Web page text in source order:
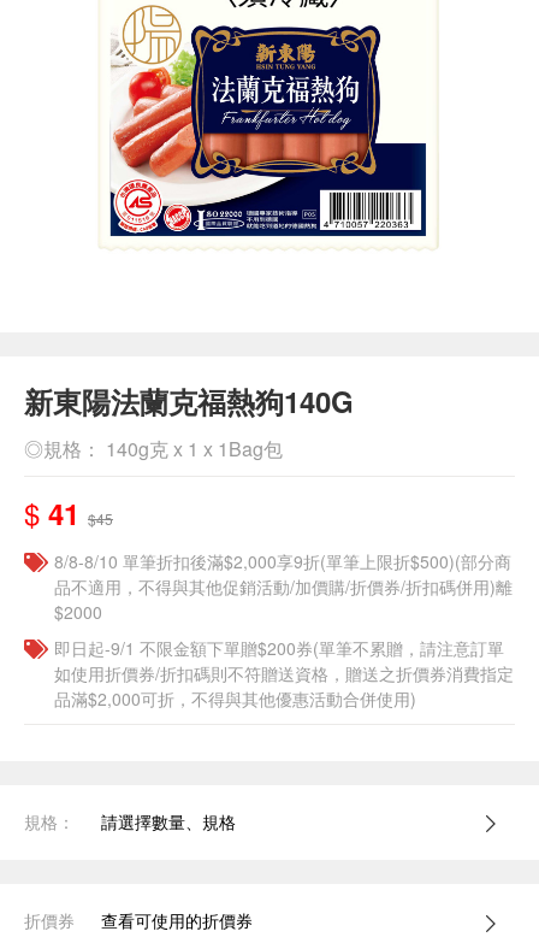
新東陽法蘭克福熱狗140G
◎規格： 140g克 x 1 x 1Bag包
$ 41 $45
8/8-8/10 單筆折扣後滿$2,000享9折(單筆上限折$500)(部分商
品不適用，不得與其他促銷活動/加價購/折價券/折扣碼併用)離
$2000
即日起-9/1 不限金額下單贈$200券(單筆不累贈，請注意訂單
如使用折價券/折扣碼則不符贈送資格，贈送之折價券消費指定
品滿$2,000可折，不得與其他優惠活動合併使用)
規格： 請選擇數量、規格
折價券 查看可使用的折價券